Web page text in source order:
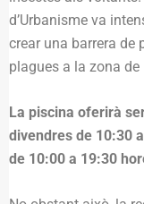
d’Urbanisme va
crear una barrera de
plagues a la zona de
La piscina oferirà
divendres de 10:30
de 10:00 a 19:30